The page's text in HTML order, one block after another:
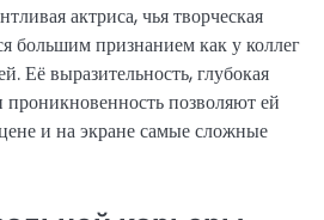
актриса, чья творческая
большим признанием как у коллег
Её выразительность, глубокая
проникновенность позволяют ей
и на экране самые сложные